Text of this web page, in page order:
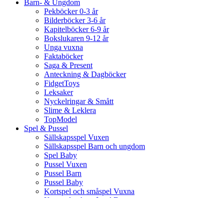
Barn- & Ungdom
Pekböcker 0-3 år
Bilderböcker 3-6 år
Kapitelböcker 6-9 år
Bokslukaren 9-12 år
Unga vuxna
Faktaböcker
Saga & Present
Anteckning & Dagböcker
FidgetToys
Leksaker
Nyckelringar & Smått
Slime & Leklera
TopModel
Spel & Pussel
Sällskapsspel Vuxen
Sällskapsspel Barn och ungdom
Spel Baby
Pussel Vuxen
Pussel Barn
Pussel Baby
Kortspel och småspel Vuxna